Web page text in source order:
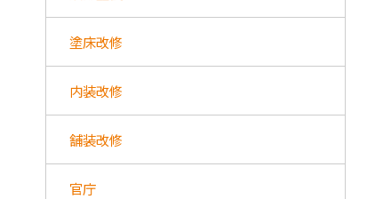
塗床改修
内装改修
舗装改修
官庁